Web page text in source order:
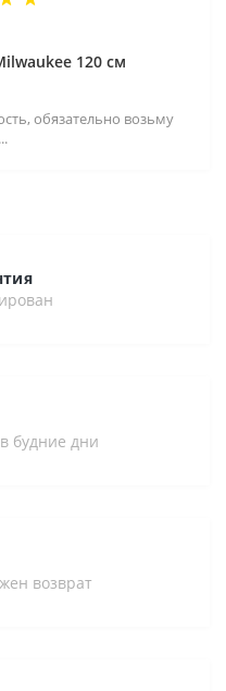
120 см
обязательно возьму
будние дни
возврат